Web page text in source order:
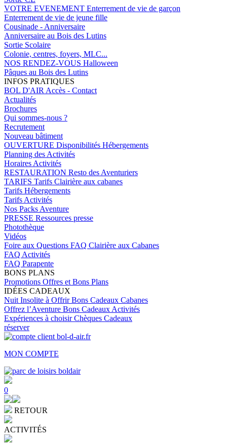
VOTRE EVENEMENT Enterrement de vie de garçon
Enterrement de vie de jeune fille
Cousinade - Anniversaire
Anniversaire au Bois des Lutins
Sortie Scolaire
Colonie, centres, foyers, MLC...
NOS RENDEZ-VOUS Halloween
Pâques au Bois des Lutins
INFOS PRATIQUES
BOL D'AIR Accès - Contact
Actualités
Brochures
Qui sommes-nous ?
Recrutement
Nouveau bâtiment
OUVERTURE Disponibilités Hébergements
Planning des Activités
Horaires Activités
RESTAURATION Resto des Aventuriers
TARIFS Tarifs Clairière aux cabanes
Tarifs Hébergements
Tarifs Activités
Nos Packs Aventure
PRESSE Ressources presse
Photothèque
Vidéos
Foire aux Questions FAQ Clairière aux Cabanes
FAQ Activités
FAQ Parapente
BONS PLANS
Promotions Offres et Bons Plans
IDÉES CADEAUX
Nuit Insolite à OffrirBons Cadeaux Cabanes
Offrez l’Aventure Bons Cadeaux Activités
Expériences à choisirChèques Cadeaux
réserver
MON COMPTE
0
RETOUR
ACTIVITÉS